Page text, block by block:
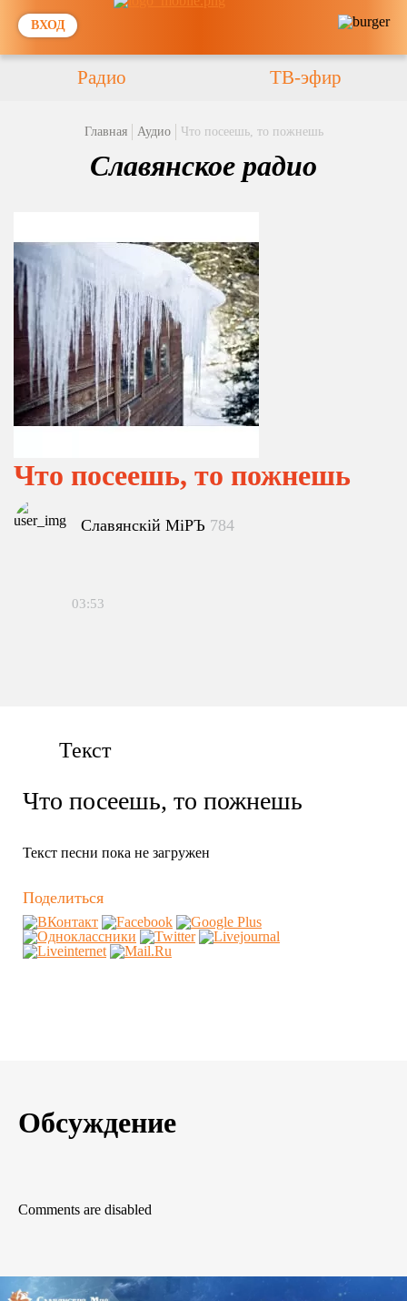
ВХОД
Радио ТВ-эфир
Главная Аудио Что посеешь, то пожнешь
Славянское радио
Что посеешь, то пожнешь
Славянскiй МiРЪ 784
03:53
Текст
Что посеешь, то пожнешь
Текст песни пока не загружен
Поделиться
Обсуждение
Comments are disabled